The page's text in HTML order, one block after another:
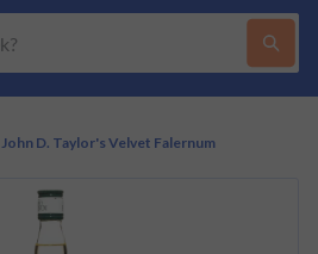
John D. Taylor's Velvet Falernum